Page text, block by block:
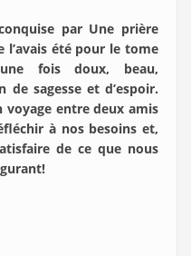
par Une prière
l’avais été pour le tome
une fois doux, beau,
sagesse et d’espoir.
voyage entre deux amis
à nos besoins et,
de ce que nous